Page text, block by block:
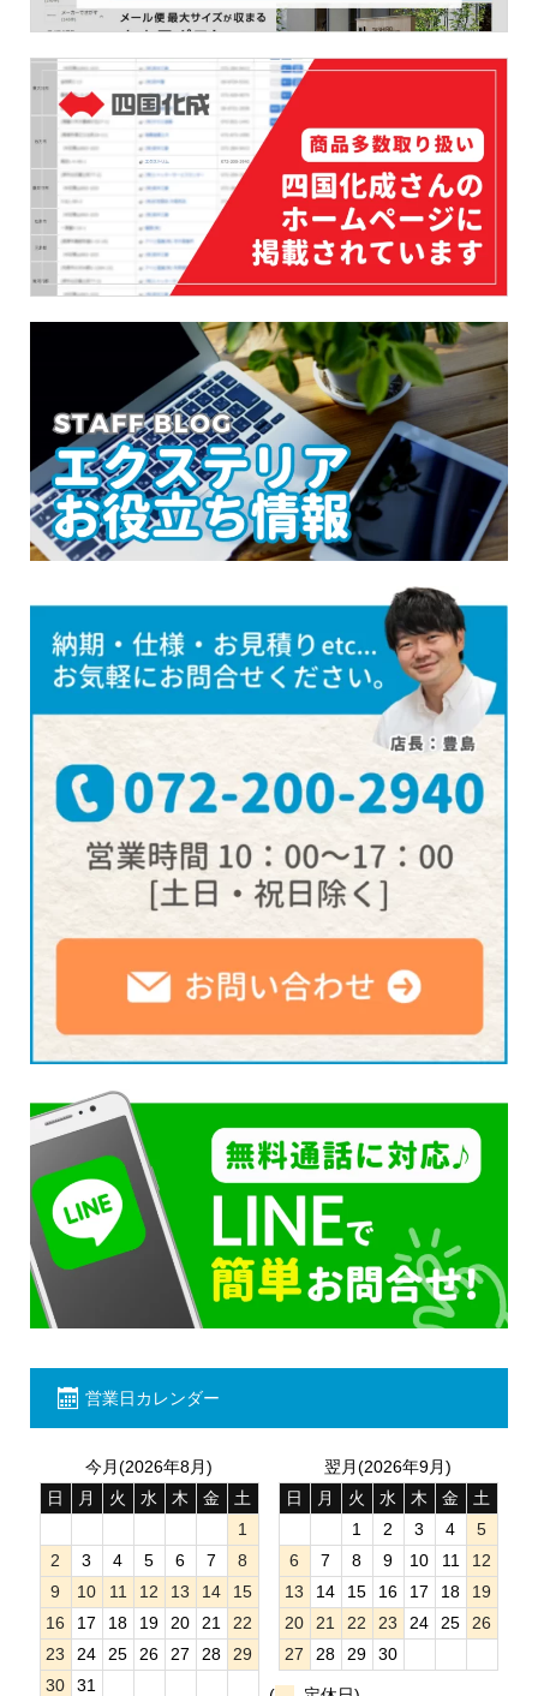
営業日カレンダー
今月(2026年8月)
日
月 火 水 木 金
土
1
2
3 4 5 6 7
8
9
10 11 12 13 14
15
16
17 18 19 20 21
22
23
24 25 26 27 28
29
30
31
翌月(2026年9月)
日
月 火 水 木 金
土
1
2 3 4
5
6
7 8 9 10 11
12
13
14 15 16 17 18
19
20
21 22 23 24 25
26
27
28 29 30